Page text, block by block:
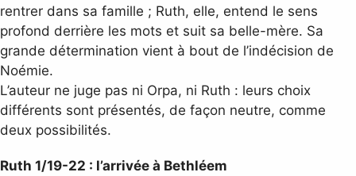
rentrer dans sa famille ; Ruth, elle, entend le sens
profond derrière les mots et suit sa belle-mère. Sa
grande détermination vient à bout de l’indécision de
Noémie.
L’auteur ne juge pas ni Orpa, ni Ruth : leurs choix
différents sont présentés, de façon neutre, comme
deux possibilités.
Ruth 1/19-22 : l’arrivée à Bethléem